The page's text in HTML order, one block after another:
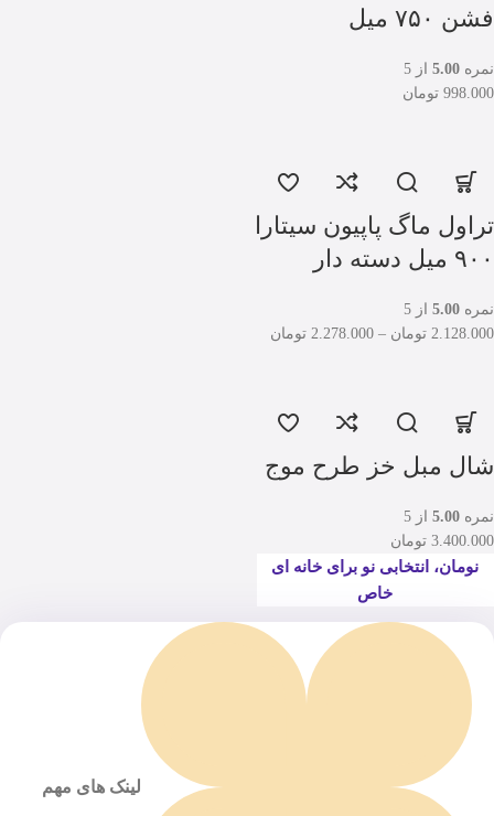
فشن ۷۵۰ میل
نمره 5.00 از 5
998.000 تومان
تراول ماگ پاپیون سیتارا
۹۰۰ میل دسته دار
نمره 5.00 از 5
2.128.000 تومان –
2.278.000 تومان
شال مبل خز طرح موج
نمره 5.00 از 5
3.400.000 تومان
نومان، انتخابی نو برای خانه ای
خاص
لینک های مهم